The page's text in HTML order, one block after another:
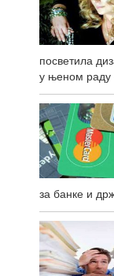
посветила
у њеном раду
за банке и